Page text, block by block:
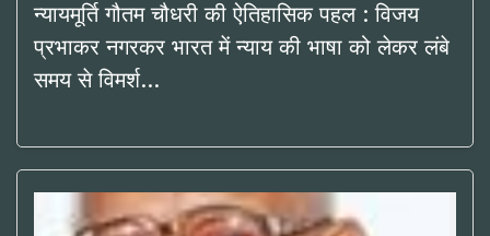
न्यायमूर्ति गौतम चौधरी की ऐतिहासिक पहल : विजय
प्रभाकर नगरकर भारत में न्याय की भाषा को लेकर लंबे
समय से विमर्श…